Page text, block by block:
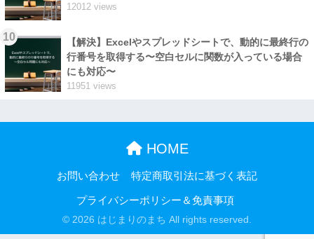
12012 views
10
【解決】Excelやスプレッドシートで、動的に最終行の
行番号を取得する〜空白セルに関数が入っている場合
にも対応〜
11951 views
HOME
お問い合わせ 特定商取引法に基づく表記
プライバシーポリシー＆免責事項
© 2026 はじまりのまち All rights reserved.